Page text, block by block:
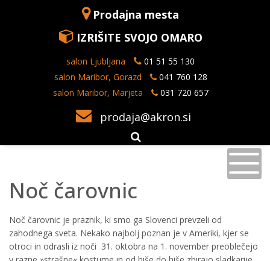
Prodajna mesta
IZRIŠITE SVOJO OMARO
salon Ljubljana
01 51 55 130
salon Maribor, Gorazd
041 760 128
salon Maribor, Marjeta
031 720 657
prodaja@akron.si
Noč čarovnic
Noč čarovnic je praznik, ki smo ga Slovenci prevzeli od
zahodnega sveta. Nekako najbolj poznan je v Ameriki, kjer se
otroci in odrasli iz noči 31. oktobra na 1. november preoblečejo